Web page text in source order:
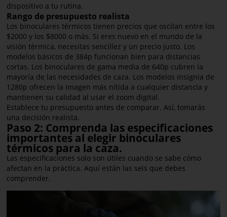
dispositivo a tu rutina.
Rango de presupuesto realista
Los binoculares térmicos tienen precios que oscilan entre los
$2000 y los $8000 o más. Si eres nuevo en el mundo de la
visión térmica, necesitas sencillez y un precio justo. Los
modelos básicos de 384p funcionan bien para distancias
cortas. Los binoculares de gama media de 640p cubren la
mayoría de las necesidades de caza. Los modelos insignia de
1280p ofrecen la imagen más nítida a cualquier distancia y
mantienen su calidad al usar el zoom digital.
Establece tu presupuesto antes de comparar. Así, tomarás
una decisión realista.
Paso 2: Comprenda las especificaciones
importantes al elegir binoculares
térmicos para la caza.
Las especificaciones solo son útiles cuando se sabe cómo
afectan en la práctica. Aquí están las seis que debes
comprender.